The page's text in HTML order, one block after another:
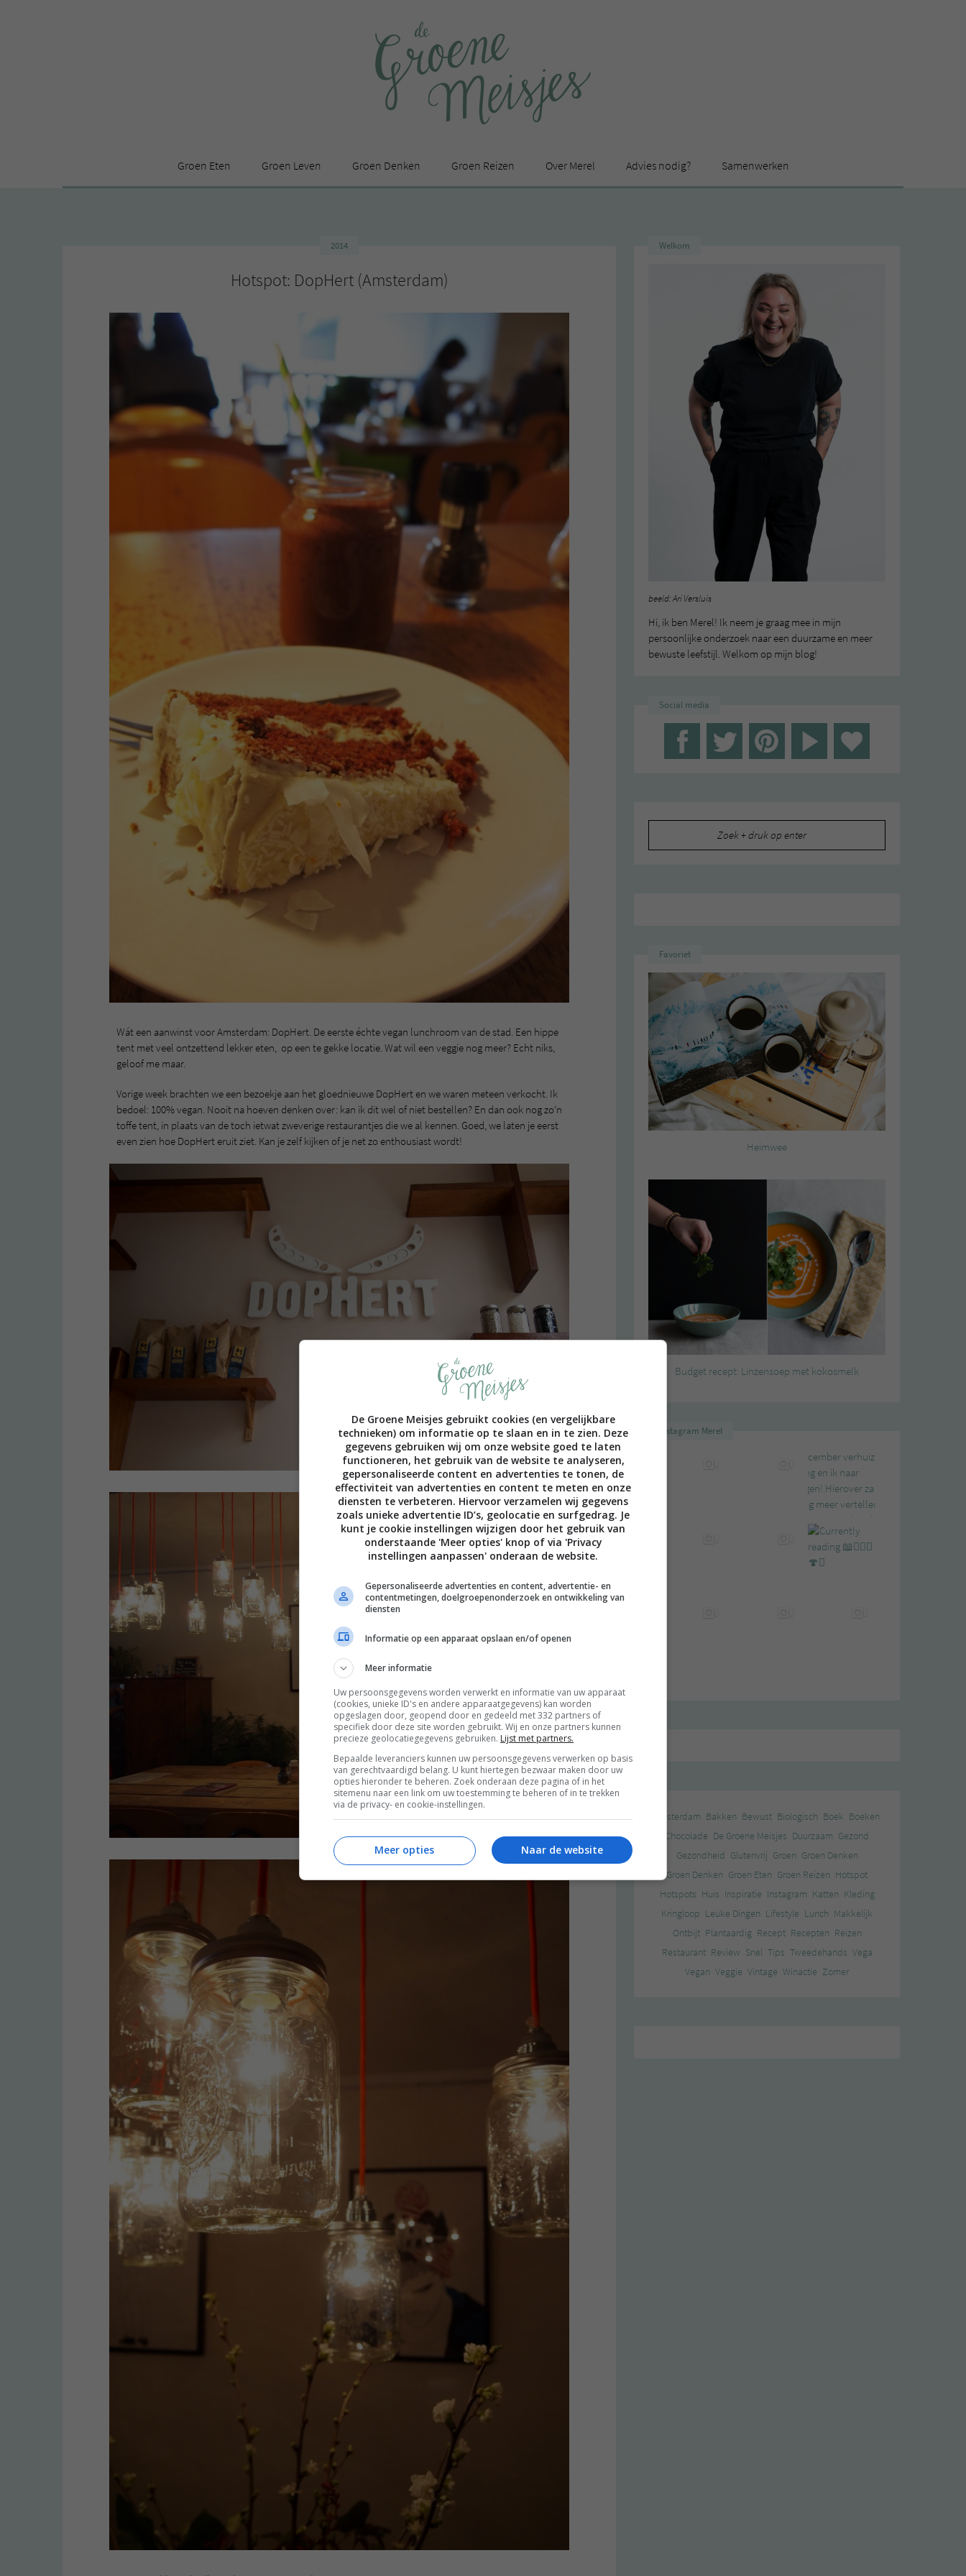
Groen Eten Groen Leven Groen Denken Groen Reizen Over Merel Advies nodig? Samenwerken
2014
Hotspot: DopHert (Amsterdam)
Wát een aanwinst voor Amsterdam: DopHert. De eerste échte vegan lunchroom van de stad. Een hippe
tent met veel ontzettend lekker eten, op een te gekke locatie. Wat wil een veggie nog meer? Echt niks,
geloof me maar.
Vorige week brachten we een bezoekje aan het gloednieuwe DopHert en we waren meteen verkocht. Ik
bedoel: 100% vegan. Nooit na hoeven denken over: kan ik dit wel of niet bestellen? En dan ook nog zo’n
toffe tent, in plaats van de toch ietwat zweverige restaurantjes die we al kennen. Goed, we laten je eerst
even zien hoe DopHert eruit ziet. Kan je zelf kijken of je net zo enthousiast wordt!
Welkom
beeld: Ari Versluis
Hi, ik ben Merel! Ik neem je graag mee in mijn
persoonlijke onderzoek naar een duurzame en meer
bewuste leefstijl. Welkom op mijn blog!
Social media
Favoriet
Heimwee
Budget recept: Linzensoep met kokosmelk
Instagram Merel
Amsterdam Bakken Bewust Biologisch Boek Boeken
Chocolade De Groene Meisjes Duurzaam Gezond
Gezondheid Glutenvrij Groen Groen Denken
Groen Denken Groen Eten Groen Reizen Hotspot
Hotspots Huis Inspiratie Instagram Katten Kleding
Kringloop Leuke Dingen Lifestyle Lunch Makkelijk
Ontbijt Plantaardig Recept Recepten Reizen
Restaurant Review Snel Tips Tweedehands Vega
Vegan Veggie Vintage Winactie Zomer
De Groene Meisjes gebruikt cookies (en vergelijkbare
technieken) om informatie op te slaan en in te zien. Deze
gegevens gebruiken wij om onze website goed te laten
functioneren, het gebruik van de website te analyseren,
gepersonaliseerde content en advertenties te tonen, de
effectiviteit van advertenties en content te meten en onze
diensten te verbeteren. Hiervoor verzamelen wij gegevens
zoals unieke advertentie ID’s, geolocatie en surfgedrag. Je
kunt je cookie instellingen wijzigen door het gebruik van
onderstaande 'Meer opties' knop of via 'Privacy
instellingen aanpassen' onderaan de website.
Gepersonaliseerde advertenties en content, advertentie- en
contentmetingen, doelgroepenonderzoek en ontwikkeling van
diensten
Informatie op een apparaat opslaan en/of openen
Meer informatie
Uw persoonsgegevens worden verwerkt en informatie van uw apparaat
(cookies, unieke ID's en andere apparaatgegevens) kan worden
opgeslagen door, geopend door en gedeeld met 332 partners of
specifiek door deze site worden gebruikt. Wij en onze partners kunnen
precieze geolocatiegegevens gebruiken. Lijst met partners.
Bepaalde leveranciers kunnen uw persoonsgegevens verwerken op basis
van gerechtvaardigd belang. U kunt hiertegen bezwaar maken door uw
opties hieronder te beheren. Zoek onderaan deze pagina of in het
sitemenu naar een link om uw toestemming te beheren of in te trekken
via de privacy- en cookie-instellingen.
Naar de website
Meer opties